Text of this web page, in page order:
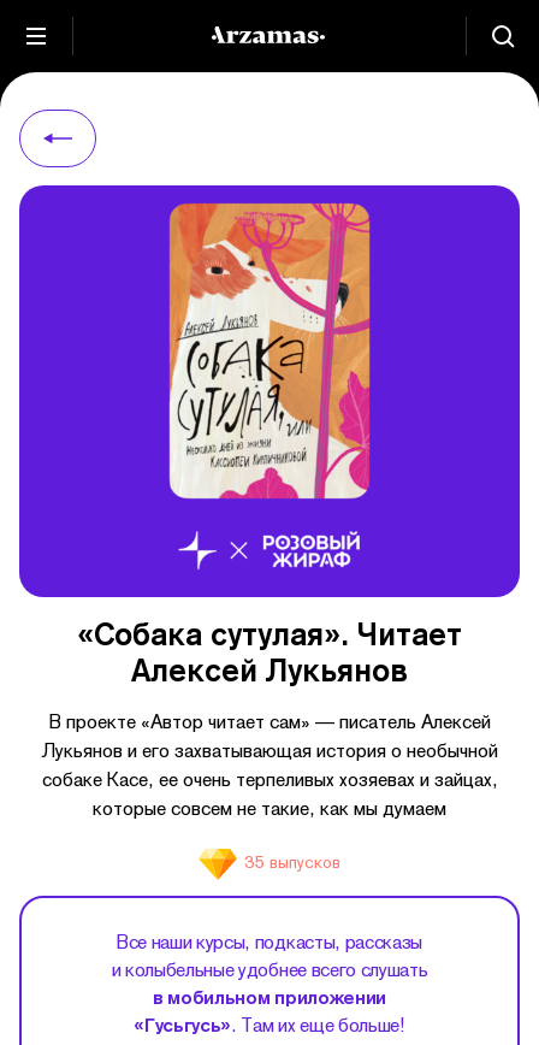
«Собака сутулая». Читает
Алексей Лукьянов
В проекте «Автор читает сам» — писатель Алексей
Лукьянов и его захватывающая история о необычной
собаке Касе, ее очень терпеливых хозяевах и зайцах,
которые совсем не такие, как мы думаем
35 выпусков
Все наши курсы, подкасты, рассказы
и колыбельные удобнее всего слушать
в мобильном приложении
«Гусьгусь». Там их еще больше!